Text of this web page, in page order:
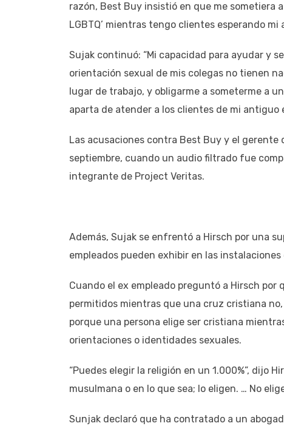
razón, Best Buy insistió en que me sometiera
LGBTQ’ mientras tengo clientes esperando mi
Sujak continuó: “Mi capacidad para ayudar y
orientación sexual de mis colegas no tienen
lugar de trabajo, y obligarme a someterme a
aparta de atender a los clientes de mi antiguo
Las acusaciones contra Best Buy y el gerente
septiembre, cuando un audio filtrado fue
integrante de Project Veritas.
Además, Sujak se enfrentó a Hirsch por una
empleados pueden exhibir en las instalaciones
Cuando el ex empleado preguntó a Hirsch por
permitidos mientras que una cruz cristiana no,
porque una persona elige ser cristiana
orientaciones o identidades sexuales.
“Puedes elegir la religión en un 1.000%”, dijo
musulmana o en lo que sea; lo eligen. … No
Sunjak declaró que ha contratado a un